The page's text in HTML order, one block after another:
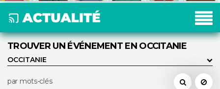
TROUVER UN ÉVÉNEMENT EN OCCITANIE